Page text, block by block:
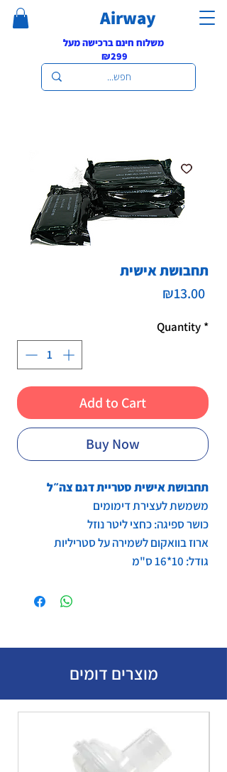
Airway
משלוח חינם ברכישה מעל
₪299
תחבושת אישית
₪13.00Price
Quantity *
Add to Cart
Buy Now
תחבושת אישית סטריית דגם צה״ל
משמשת לעצירת דימומים
כושר ספיגה: כחצי ליטר נוזל
ארוז בוואקום לשמירה על סטריליות
גודל: 10*16 ס"מ
מוצרים דומים